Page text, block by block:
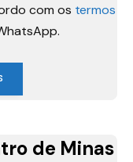
com os termos
de Minas